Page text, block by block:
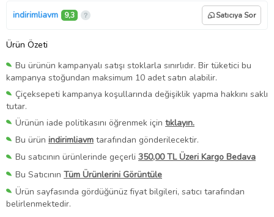
indirimliavm 9,3 Satıcıya Sor
Ürün Özeti
Bu ürünün kampanyalı satışı stoklarla sınırlıdır. Bir tüketici bu
kampanya stoğundan maksimum 10 adet satın alabilir.
Çiçeksepeti kampanya koşullarında değişiklik yapma hakkını saklı
tutar.
Ürünün iade politikasını öğrenmek için tıklayın.
Bu ürün indirimliavm tarafından gönderilecektir.
Bu satıcının ürünlerinde geçerli 350,00 TL Üzeri Kargo Bedava
Bu Satıcının Tüm Ürünlerini Görüntüle
Ürün sayfasında gördüğünüz fiyat bilgileri, satıcı tarafından
belirlenmektedir.